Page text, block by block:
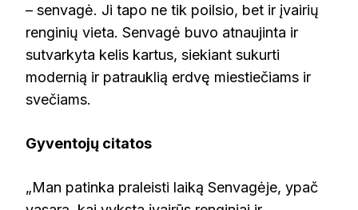
– senvagė. Ji tapo ne tik poilsio, bet ir įvairių
renginių vieta. Senvagė buvo atnaujinta ir
sutvarkyta kelis kartus, siekiant sukurti
modernią ir patrauklią erdvę miestiečiams ir
svečiams.
Gyventojų citatos
„Man patinka praleisti laiką Senvagėje, ypač